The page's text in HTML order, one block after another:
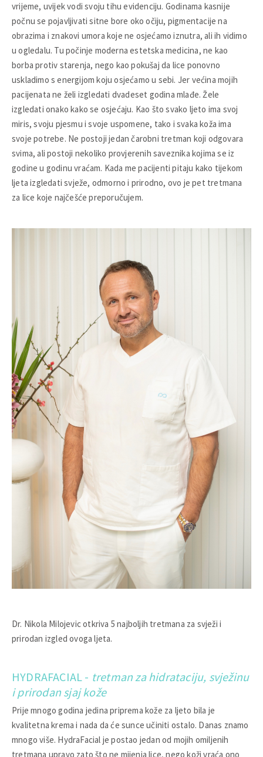
vrijeme, uvijek vodi svoju tihu evidenciju. Godinama kasnije
počnu se pojavljivati sitne bore oko očiju, pigmentacije na
obrazima i znakovi umora koje ne osjećamo iznutra, ali ih vidimo
u ogledalu. Tu počinje moderna estetska medicina, ne kao
borba protiv starenja, nego kao pokušaj da lice ponovno
uskladimo s energijom koju osjećamo u sebi. Jer većina mojih
pacijenata ne želi izgledati dvadeset godina mlađe. Žele
izgledati onako kako se osjećaju. Kao što svako ljeto ima svoj
miris, svoju pjesmu i svoje uspomene, tako i svaka koža ima
svoje potrebe. Ne postoji jedan čarobni tretman koji odgovara
svima, ali postoji nekoliko provjerenih saveznika kojima se iz
godine u godinu vraćam. Kada me pacijenti pitaju kako tijekom
ljeta izgledati svježe, odmorno i prirodno, ovo je pet tretmana
za lice koje najčešće preporučujem.
Dr. Nikola Milojevic otkriva 5 najboljih tretmana za svježi i
prirodan izgled ovoga ljeta.
HYDRAFACIAL - tretman za hidrataciju, svježinu
i prirodan sjaj kože
Prije mnogo godina jedina priprema kože za ljeto bila je
kvalitetna krema i nada da će sunce učiniti ostalo. Danas znamo
mnogo više. HydraFacial je postao jedan od mojih omiljenih
tretmana upravo zato što ne mijenja lice, nego koži vraća ono